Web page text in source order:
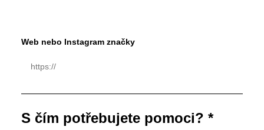
Web nebo Instagram značky
S čím potřebujete pomoci? *